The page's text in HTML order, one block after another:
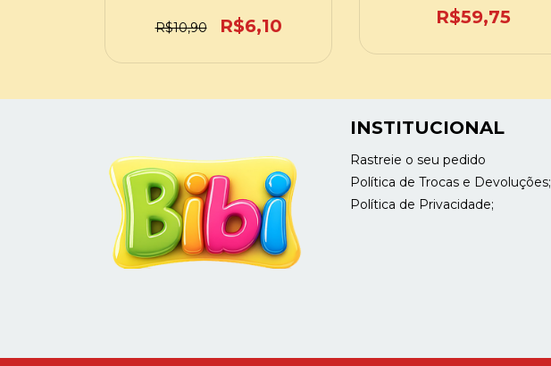
R$10,90 R$6,10 R$59,75
INSTITUCIONAL
Rastreie o seu pedido
Política de Trocas e Devoluções;
Política de Privacidade;